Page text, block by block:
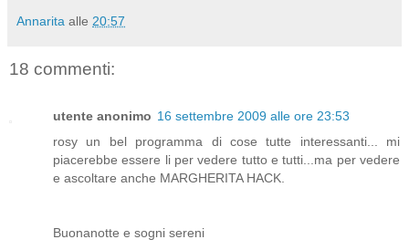
Annarita alle 20:57
18 commenti:
utente anonimo 16 settembre 2009 alle ore 23:53
rosy un bel programma di cose tutte interessanti... mi
piacerebbe essere li per vedere tutto e tutti...ma per vedere
e ascoltare anche MARGHERITA HACK.
Buonanotte e sogni sereni